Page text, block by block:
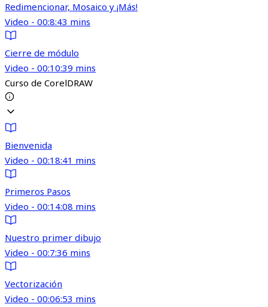
Redimencionar, Mosaico y ¡Más!
Video - 00:8:43 mins
Cierre de módulo
Video - 00:10:39 mins
Curso de CorelDRAW
Bienvenida
Video - 00:18:41 mins
Primeros Pasos
Video - 00:14:08 mins
Nuestro primer dibujo
Video - 00:7:36 mins
Vectorización
Video - 00:06:53 mins